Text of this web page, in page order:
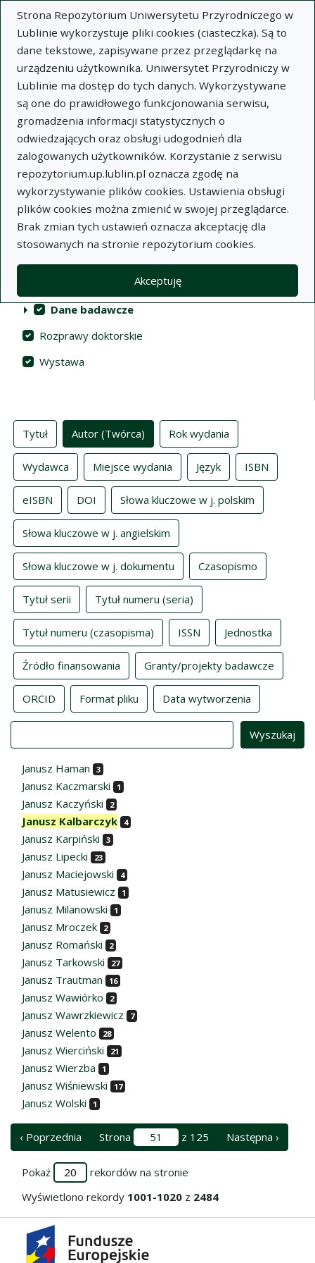
Strona Repozytorium Uniwersytetu Przyrodniczego w
Lublinie wykorzystuje pliki cookies (ciasteczka). Są to
dane tekstowe, zapisywane przez przeglądarkę na
urządzeniu użytkownika. Uniwersytet Przyrodniczy w
Lublinie ma dostęp do tych danych. Wykorzystywane
są one do prawidłowego funkcjonowania serwisu,
gromadzenia informacji statystycznych o
odwiedzających oraz obsługi udogodnień dla
zalogowanych użytkowników. Korzystanie z serwisu
repozytorium.up.lublin.pl oznacza zgodę na
wykorzystywanie plików cookies. Ustawienia obsługi
plików cookies można zmienić w swojej przeglądarce.
Brak zmian tych ustawień oznacza akceptację dla
stosowanych na stronie repozytorium cookies.
Akceptuję
Repozytorium Uniwersytetu
Przyrodniczego w Lublinie
Indeksy
Akcje na kolekcjach Wyczyść Zaznacz wszystko
Kolekcje(automatyczne przeładowanie treści)
Publikacje naukowe
Materiały audiowizualne
Dane badawcze
Rozprawy doktorskie
Wystawa
Indeksy
Tytuł Autor (Twórca) Rok wydania
Wydawca Miejsce wydania Język ISBN
eISBN DOI Słowa kluczowe w j. polskim
Słowa kluczowe w j. angielskim
Słowa kluczowe w j. dokumentu Czasopismo
Tytuł serii Tytuł numeru (seria)
Tytuł numeru (czasopisma) ISSN Jednostka
Źródło finansowania Granty/projekty badawcze
ORCID Format pliku Data wytworzenia
Janusz Haman 3
Janusz Kaczmarski 1
Janusz Kaczyński 2
Janusz Kalbarczyk 4
Janusz Karpiński 3
Janusz Lipecki 23
Janusz Maciejowski 4
Janusz Matusiewicz 1
Janusz Milanowski 1
Janusz Mroczek 2
Janusz Romański 2
Janusz Tarkowski 27
Janusz Trautman 16
Janusz Wawiórko 2
Janusz Wawrzkiewicz 7
Janusz Welento 28
Janusz Wierciński 21
Janusz Wierzba 1
Janusz Wiśniewski 17
Janusz Wolski 1
‹ Poprzednia Strona z 125 Następna ›
Pokaż
rekordów na stronie
Wyświetlono rekordy 1001-1020 z 2484